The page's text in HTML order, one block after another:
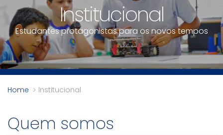
Institucional
Estudantes protagonistas para os novos tempos
Home Institucional
Quem somos